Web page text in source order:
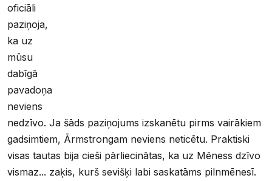
oficiāli
paziņoja,
ka uz
mūsu
dabīgā
pavadoņa
neviens
nedzīvo. Ja šāds paziņojums izskanētu pirms vairākiem
gadsimtiem, Ārmstrongam neviens neticētu. Praktiski
visas tautas bija cieši pārliecinātas, ka uz Mēness dzīvo
vismaz... zaķis, kurš sevišķi labi saskatāms pilnmēnesī.